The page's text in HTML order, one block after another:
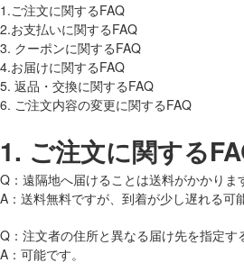
1.ご注文に関するFAQ
2.お支払いに関するFAQ
3. クーポンに関するFAQ
4.お届けに関するFAQ
5. 返品・交換に関するFAQ
6. ご注文内容の変更に関するFAQ
1. ご注文に関する
Q：遠隔地へ届けることは送料がかかりま
A：送料無料ですが、到着が少し遅れる可
Q：注文者の住所と異なる届け先を指定す
A：可能です。